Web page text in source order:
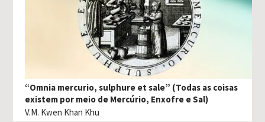
“Omnia mercurio, sulphure et sale” (Todas as coisas
existem por meio de Mercúrio, Enxofre e Sal)
V.M. Kwen Khan Khu